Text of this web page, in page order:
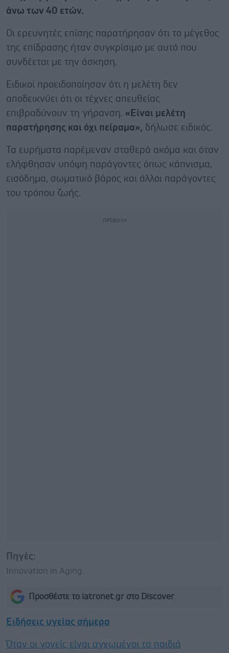
άνω των 40 ετών.
Οι ερευνητές επίσης παρατήρησαν ότι το μέγεθος
της επίδρασης ήταν συγκρίσιμο με αυτό που
συνδέεται με την άσκηση.
Ειδικοί προειδοποίησαν ότι η μελέτη δεν
αποδεικνύει ότι οι τέχνες απευθείας
επιβραδύνουν τη γήρανση. «Είναι μελέτη
παρατήρησης και όχι πείραμα», δήλωσε ειδικός.
Τα ευρήματα παρέμεναν σταθερά ακόμα και όταν
ελήφθησαν υπόψη παράγοντες όπως κάπνισμα,
εισόδημα, σωματικό βάρος και άλλοι παράγοντες
του τρόπου ζωής.
Πηγές:
Innovation in Aging.
Προσθέστε το iatronet.gr στο Discover
Ειδήσεις υγείας σήμερα
Όταν οι γονείς είναι αγχωμένοι τα παιδιά